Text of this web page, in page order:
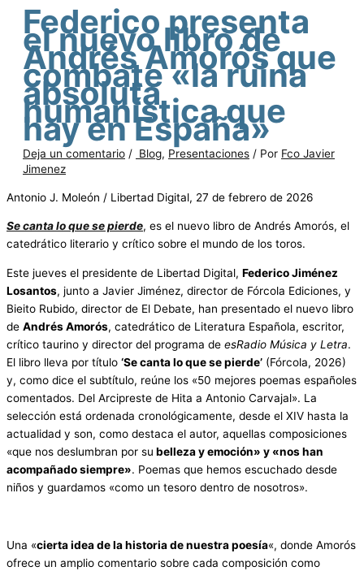
Federico presenta
el nuevo libro de
Andrés Amorós que
combate «la ruina
absoluta
humanística que
hay en España»
Deja un comentario / Blog, Presentaciones / Por Fco Javier
Jimenez
Antonio J. Moleón / Libertad Digital, 27 de febrero de 2026
Se canta lo que se pierde, es el nuevo libro de Andrés Amorós, el
catedrático literario y crítico sobre el mundo de los toros.
Este jueves el presidente de Libertad Digital, Federico Jiménez
Losantos, junto a Javier Jiménez, director de Fórcola Ediciones, y
Bieito Rubido, director de El Debate, han presentado el nuevo libro
de Andrés Amorós, catedrático de Literatura Española, escritor,
crítico taurino y director del programa de esRadio Música y Letra.
El libro lleva por título ‘Se canta lo que se pierde’ (Fórcola, 2026)
y, como dice el subtítulo, reúne los «50 mejores poemas españoles
comentados. Del Arcipreste de Hita a Antonio Carvajal». La
selección está ordenada cronológicamente, desde el XIV hasta la
actualidad y son, como destaca el autor, aquellas composiciones
«que nos deslumbran por su belleza y emoción» y «nos han
acompañado siempre». Poemas que hemos escuchado desde
niños y guardamos «como un tesoro dentro de nosotros».
Una «cierta idea de la historia de nuestra poesía«, donde Amorós
ofrece un amplio comentario sobre cada composición como